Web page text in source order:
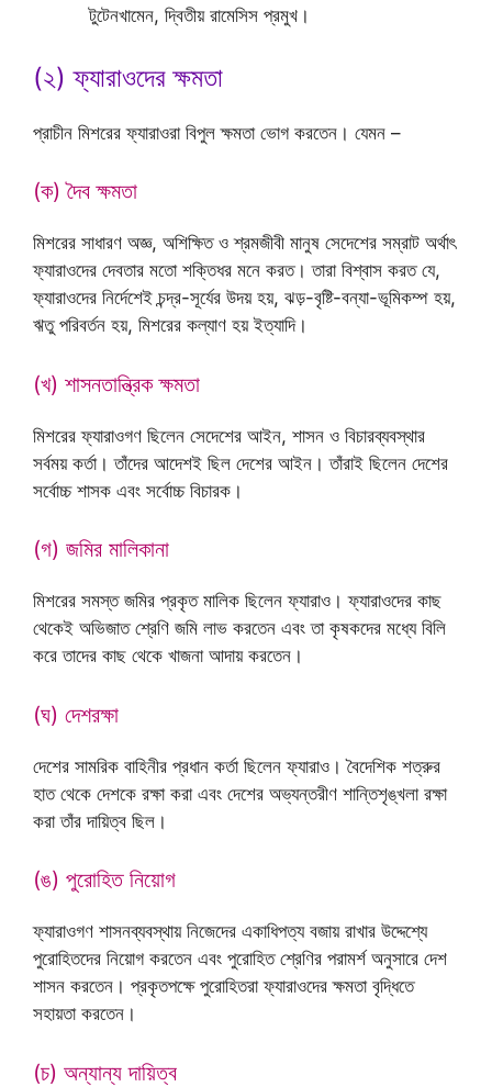
টুটেনখামেন, দ্বিতীয় রামেসিস প্রমুখ।
(২) ফ্যারাওদের ক্ষমতা
প্রাচীন মিশরের ফ্যারাওরা বিপুল ক্ষমতা ভোগ করতেন। যেমন –
(ক) দৈব ক্ষমতা
মিশরের সাধারণ অজ্ঞ, অশিক্ষিত ও শ্রমজীবী মানুষ সেদেশের সম্রাট অর্থাৎ
ফ্যারাওদের দেবতার মতো শক্তিধর মনে করত। তারা বিশ্বাস করত যে,
ফ্যারাওদের নির্দেশেই চন্দ্র-সূর্যের উদয় হয়, ঝড়-বৃষ্টি-বন্যা-ভূমিকম্প হয়,
ঋতু পরিবর্তন হয়, মিশরের কল্যাণ হয় ইত্যাদি।
(খ) শাসনতান্ত্রিক ক্ষমতা
মিশরের ফ্যারাওগণ ছিলেন সেদেশের আইন, শাসন ও বিচারব্যবস্থার
সর্বময় কর্তা। তাঁদের আদেশই ছিল দেশের আইন। তাঁরাই ছিলেন দেশের
সর্বোচ্চ শাসক এবং সর্বোচ্চ বিচারক।
(গ) জমির মালিকানা
মিশরের সমস্ত জমির প্রকৃত মালিক ছিলেন ফ্যারাও। ফ্যারাওদের কাছ
থেকেই অভিজাত শ্রেণি জমি লাভ করতেন এবং তা কৃষকদের মধ্যে বিলি
করে তাদের কাছ থেকে খাজনা আদায় করতেন।
(ঘ) দেশরক্ষা
দেশের সামরিক বাহিনীর প্রধান কর্তা ছিলেন ফ্যারাও। বৈদেশিক শত্রুর
হাত থেকে দেশকে রক্ষা করা এবং দেশের অভ্যন্তরীণ শান্তিশৃঙ্খলা রক্ষা
করা তাঁর দায়িত্ব ছিল।
(ঙ) পুরোহিত নিয়োগ
ফ্যারাওগণ শাসনব্যবস্থায় নিজেদের একাধিপত্য বজায় রাখার উদ্দেশ্যে
পুরোহিতদের নিয়োগ করতেন এবং পুরোহিত শ্রেণির পরামর্শ অনুসারে দেশ
শাসন করতেন। প্রকৃতপক্ষে পুরোহিতরা ফ্যারাওদের ক্ষমতা বৃদ্ধিতে
সহায়তা করতেন।
(চ) অন্যান্য দায়িত্ব